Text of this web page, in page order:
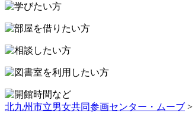
キ
ッ
プ
北九州市立男女共同参画センター・ムーブ >